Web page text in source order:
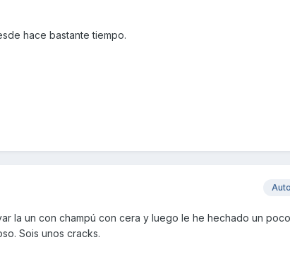
hace bastante tiempo.
la un con champú con cera y luego le he hechado un
Sois unos cracks.